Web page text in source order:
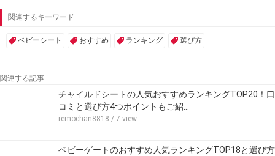
関連するキーワード
ベビーシート おすすめ ランキング 選び方
関連する記事
チャイルドシートの人気おすすめランキングTOP20！口
コミと選び方4つポイントもご紹…
remochan8818 / 7 view
ベビーゲートのおすすめ人気ランキングTOP18と選び方